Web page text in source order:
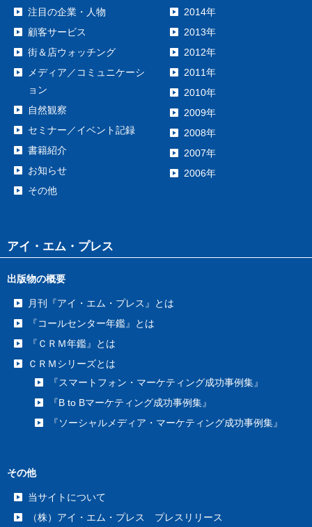
注目の企業・人物
顧客サービス
街＆店ウォッチング
メディア／コミュニケーシ
ョン
自然観察
セミナー／イベント記録
書籍紹介
お知らせ
その他
2014年
2013年
2012年
2011年
2010年
2009年
2008年
2007年
2006年
アイ・エム・プレス
出版物の概要
月刊『アイ・エム・プレス』とは
『コールセンター年鑑』とは
『ＣＲＭ年鑑』とは
ＣＲＭシリーズとは
『スマートフォン・マーケティング成功事例集』
『B to Bマーケティング成功事例集』
『ソーシャルメディア・マーケティング成功事例集』
その他
当サイトについて
（株）アイ・エム・プレス プレスリリース